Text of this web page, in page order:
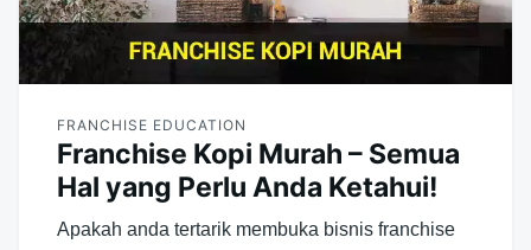
FRANCHISE EDUCATION
Franchise Kopi Murah – Semua
Hal yang Perlu Anda Ketahui!
Apakah anda tertarik membuka bisnis franchise